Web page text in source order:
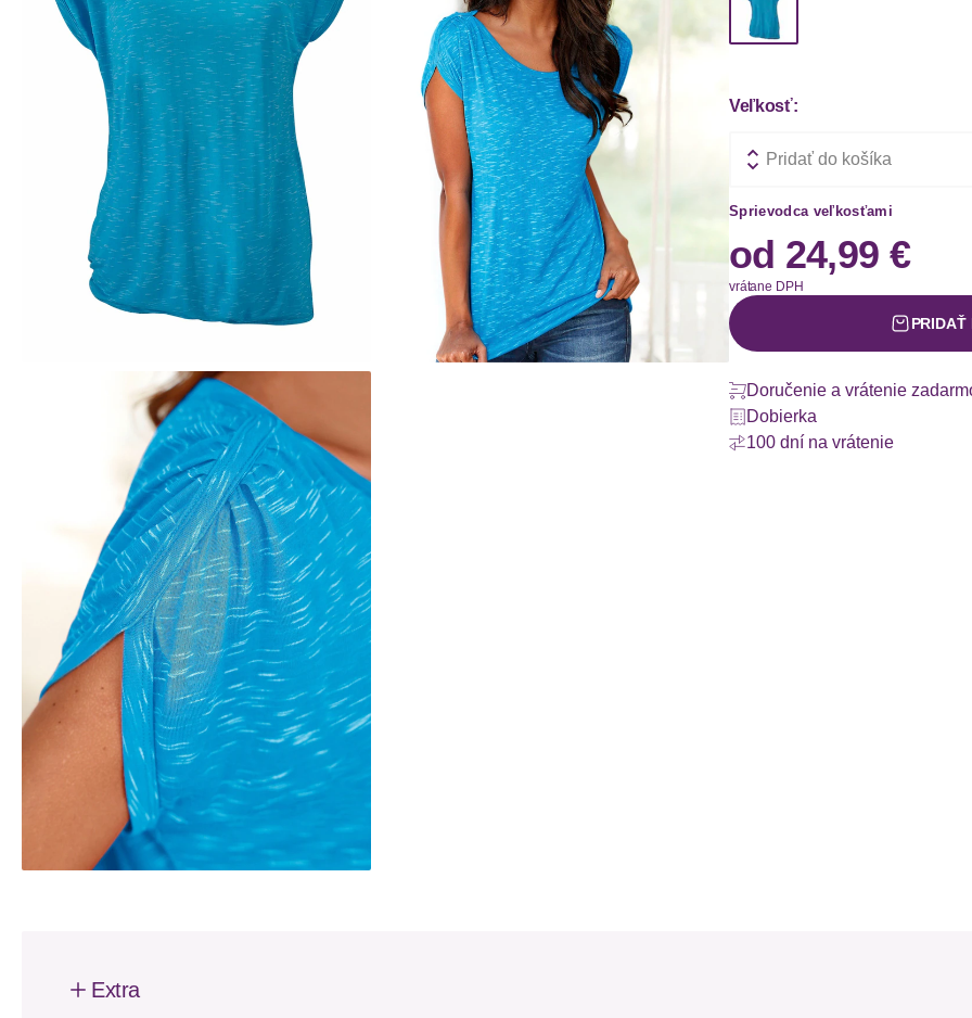
Veľkosť:
Pridať do košíka
Sprievodca veľkosťami
od 24,99 €
vrátane DPH
PRIDAŤ
Doručenie a vrátenie
Dobierka
100 dní na vrátenie
Extra